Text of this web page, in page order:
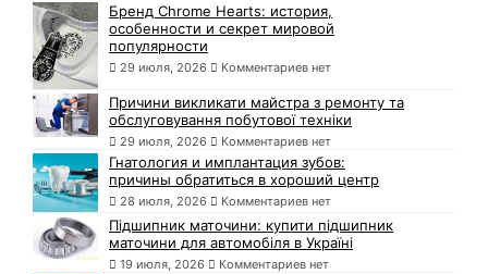
Бренд Chrome Hearts: история,
особенности и секрет мировой
популярности
29 июля, 2026 Комментариев нет
Причини викликати майстра з ремонту та
обслуговування побутової техніки
29 июля, 2026 Комментариев нет
Гнатология и имплантация зубов:
причины обратиться в хороший центр
28 июля, 2026 Комментариев нет
Підшипник маточини: купити підшипник
маточини для автомобіля в Україні
19 июля, 2026 Комментариев нет